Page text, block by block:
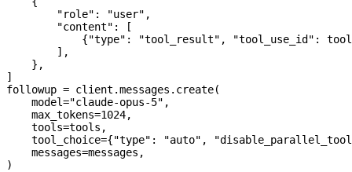
        "role"
: "user" ,
        "content"
: [
            {
"type" : "tool_result" , "tool_use_id" :
        ],
    },
]
followup = client.messages.create(
    model
="claude-opus-5" ,
    max_tokens
=1024,
    tools
=tools,
    tool_choice
={"type" : "auto" ,
    messages
=messages,
)